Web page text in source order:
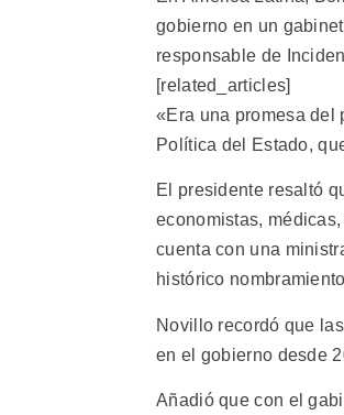
gobierno en un
responsable de
[related_articles]
«Era una promesa del
Política del Estado,
El presidente resaltó
economistas,
cuenta con una
histórico
Novillo recordó que
en el gobierno desde
Añadió que con el